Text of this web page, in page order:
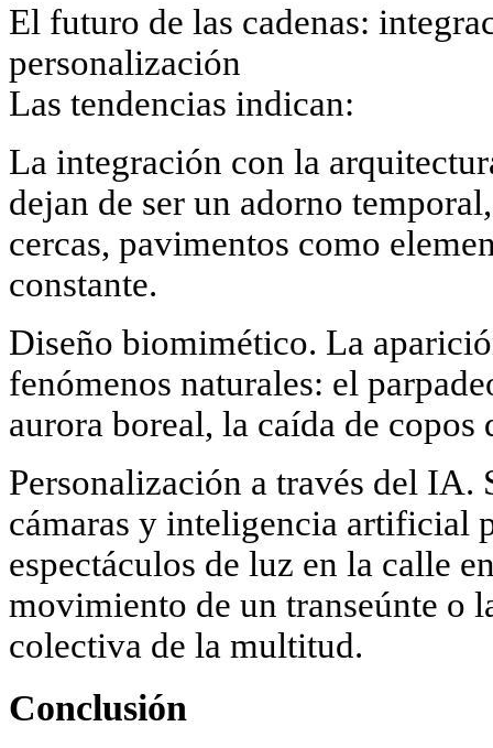
El futuro de las cadenas:
personalización
Las tendencias indican:
La integración con la
dejan de ser un adorno
cercas, pavimentos como
constante.
Diseño biomimético. La
fenómenos naturales: el
aurora boreal, la caída de copos
Personalización a través del IA.
cámaras y inteligencia artificial
espectáculos de luz en la calle
movimiento de un transeúnte o
colectiva de la multitud.
Conclusión